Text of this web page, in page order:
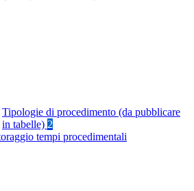
Tipologie di procedimento (da pubblicare
in tabelle) 2
tempi procedimentali